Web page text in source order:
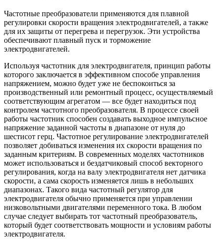
Частотные преобразователи применяются для плавной
регулировки скорости вращения электродвигателей, а также
для их защиты от перегрева и перегрузок. Эти устройства
обеспечивают плавный пуск и торможение
электродвигателей.
Используя частотник для электродвигателя, принцип работы
которого заключается в эффективном способе управления
напряжением, можно будет уже не беспокоиться за
производственный или ремонтный процесс, осуществляемый
соответствующим агрегатом — все будет находиться под
контролем частотного преобразователя. В процессе своей
работы частотник способен создавать выходное импульсное
напряжение заданной частоты в диапазоне от нуля до
шестисот герц. Частотное регулирование электродвигателей
позволяет добиваться изменения их скорости вращения по
заданным критериям. В современных моделях частотников
может использоваться и бездатчиковый способ векторного
регулирования, когда на валу электродвигателя нет датчика
скорости, а сама скорость изменяется лишь в небольших
диапазонах. Такого вида частотный регулятор для
электродвигателя обычно применяется при управлении
низковольтными двигателями переменного тока. В любом
случае следует выбирать тот частотный преобразователь,
который будет соответствовать мощности и условиям работы
электродвигателя.